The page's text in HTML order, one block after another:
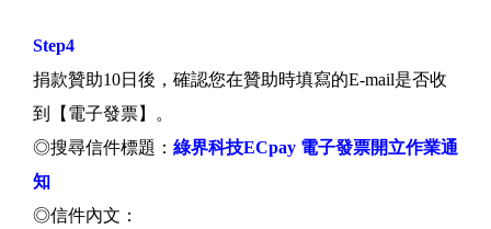
Step4
捐款贊助10日後，確認您在贊助時填寫的E-mail是否收
到【電子發票】。
◎搜尋信件標題： 綠界科技ECpay 電子發票開立作業通
知
◎信件內文：